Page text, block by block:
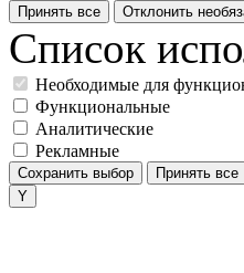
Принять все Отклонить
Список
Необходимые для
Функциональные
Аналитические
Рекламные
Сохранить выбор Принять все